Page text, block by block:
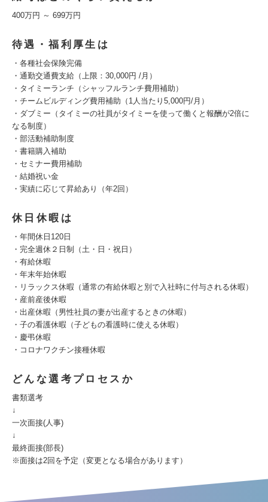
400万円 ～ 699万円
待遇・福利厚生は
・各種社会保険完備
・通勤交通費支給（上限：30,000円 /月）
・タイミーランチ（シャッフルランチ費用補助）
・チームビルディング費用補助（1人当たり5,000円/月）
・ダブミー（タイミーの社員がタイミーを使って働くと報酬が2倍に
なる制度）
・部活動補助制度
・書籍購入補助
・セミナー費用補助
・結婚祝い金
・実績に応じて昇給あり（年2回）
休日休暇は
・年間休日120日
・完全週休２日制（土・日・祝日）
・有給休暇
・年末年始休暇
・リラックス休暇（通常の有給休暇と別で入社時に付与される休暇）
・産前産後休暇
・出産休暇（男性社員の妻が出産するときの休暇）
・子の看護休暇（子どもの看護時に使える休暇）
・慶弔休暇
・コロナワクチン接種休暇
どんな選考プロセスか
書類選考
↓
一次面接(人事)
↓
最終面接(部長)
※面接は2回を予定（変更となる場合があります）